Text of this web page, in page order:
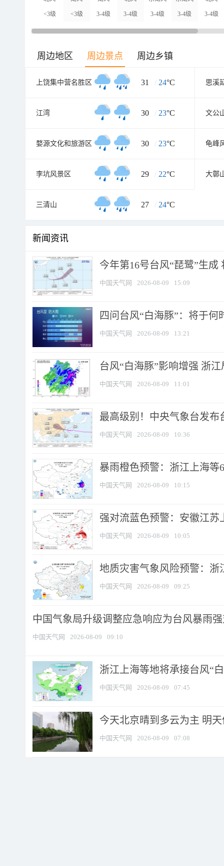
<3级 <3级 3-4级 3-4级 3-4级 3-4级 3-4级
周边地区 周边景点 周边乡镇
上饶集中营名胜区 31 / 24°C 思溪
江湾 30 / 23°C 文公
婺源文化和旅游区 30 / 23°C 龟峰
李坑风景区 29 / 22°C 大鄣
三清山 27 / 24°C
新闻资讯
今年第16号台风“琵鹭”生
中国天气网 2026-08-09 15:09
四问台风“白海豚”：将于
中国天气网 2026-08-09 13:21
台风“白海豚”影响增强 浙
中国天气网 2026-08-09 11:01
最高级别！中央气象台发布
中国天气网 2026-08-09 10:36
暴雨橙色预警：浙江上海等
中国天气网 2026-08-09 10:15
强对流蓝色预警：安徽江苏
中国天气网 2026-08-09 10:05
地质灾害气象风险预警：浙
中国天气网 2026-08-09 09:25
中国气象局升级调整应急响应为台风暴雨
中国天气网 2026-08-09 09:10
浙江上海等地将承接台风“
中国天气网 2026-08-09 07:45
今天北京晴到多云为主 明
中国天气网 2026-08-09 07:08